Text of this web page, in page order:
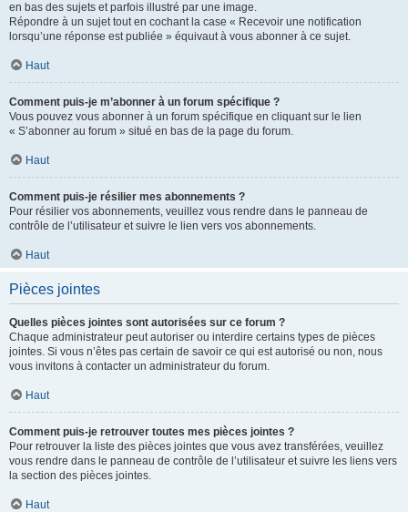
en bas des sujets et parfois illustré par une image.
Répondre à un sujet tout en cochant la case « Recevoir une notification
lorsqu’une réponse est publiée » équivaut à vous abonner à ce sujet.
Haut
Comment puis-je m’abonner à un forum spécifique ?
Vous pouvez vous abonner à un forum spécifique en cliquant sur le lien
« S’abonner au forum » situé en bas de la page du forum.
Haut
Comment puis-je résilier mes abonnements ?
Pour résilier vos abonnements, veuillez vous rendre dans le panneau de
contrôle de l’utilisateur et suivre le lien vers vos abonnements.
Haut
Pièces jointes
Quelles pièces jointes sont autorisées sur ce forum ?
Chaque administrateur peut autoriser ou interdire certains types de pièces
jointes. Si vous n’êtes pas certain de savoir ce qui est autorisé ou non, nous
vous invitons à contacter un administrateur du forum.
Haut
Comment puis-je retrouver toutes mes pièces jointes ?
Pour retrouver la liste des pièces jointes que vous avez transférées, veuillez
vous rendre dans le panneau de contrôle de l’utilisateur et suivre les liens vers
la section des pièces jointes.
Haut